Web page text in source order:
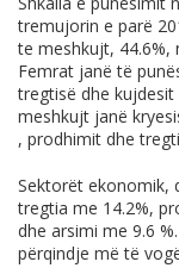
tremujorin e parë
te meshkujt, 44.6%,
Femrat janë të
tregtisë dhe
meshkujt janë
, prodhimit dhe
Sektorët ekonomik,
tregtia me 14.2%,
dhe arsimi me 9.6
përqindje më të